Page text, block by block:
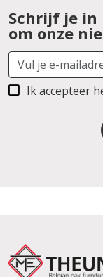
Schrijf je in
om onze
Ik accepteer